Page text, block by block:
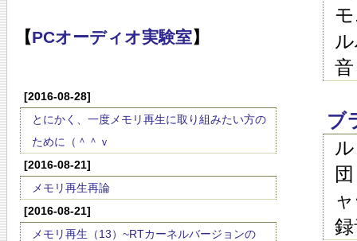
【PCオーディオ実験室】
[2016-08-28]
とにかく、一度メモリ再生に取り組みたい方の
ために（＾＾ｖ
[2016-08-21]
メモリ再生再論
[2016-08-21]
メモリ再生（13）~RTカーネルバージョンの
音
ブ